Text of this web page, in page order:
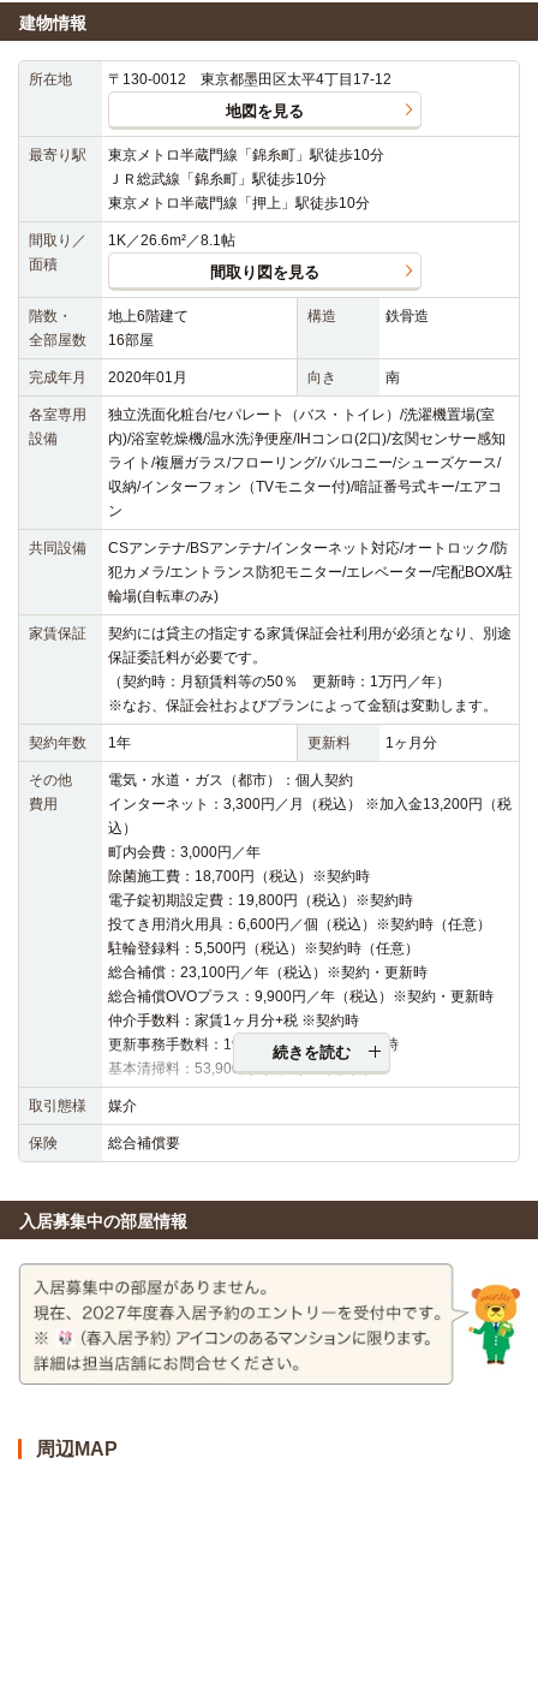
建物情報
所在地 〒130-0012 東京都墨田区太平4丁目17-12
地図を見る
最寄り駅
東京メトロ半蔵門線「錦糸町」駅徒歩10分
ＪＲ総武線「錦糸町」駅徒歩10分
東京メトロ半蔵門線「押上」駅徒歩10分
間取り／
面積
1K／26.6m²／8.1帖
間取り図を見る
階数・
全部屋数
地上6階建て
16部屋
構造 鉄骨造
完成年月 2020年01月 向き 南
各室専用
設備
独立洗面化粧台/セパレート（バス・トイレ）/洗濯機置場(室
内)/浴室乾燥機/温水洗浄便座/IHコンロ(2口)/玄関センサー感知
ライト/複層ガラス/フローリング/バルコニー/シューズケース/
収納/インターフォン（TVモニター付)/暗証番号式キー/エアコ
ン
共同設備
CSアンテナ/BSアンテナ/インターネット対応/オートロック/防
犯カメラ/エントランス防犯モニター/エレベーター/宅配BOX/駐
輪場(自転車のみ)
家賃保証
契約には貸主の指定する家賃保証会社利用が必須となり、別途
保証委託料が必要です。
（契約時：月額賃料等の50％ 更新時：1万円／年）
※なお、保証会社およびプランによって金額は変動します。
契約年数 1年 更新料 1ヶ月分
その他
費用
電気・水道・ガス（都市）：個人契約
インターネット：3,300円／月（税込） ※加入金13,200円（税
込）
町内会費：3,000円／年
除菌施工費：18,700円（税込）※契約時
電子錠初期設定費：19,800円（税込）※契約時
投てき用消火用具：6,600円／個（税込）※契約時（任意）
駐輪登録料：5,500円（税込）※契約時（任意）
総合補償：23,100円／年（税込）※契約・更新時
総合補償OVOプラス：9,900円／年（税込）※契約・更新時
仲介手数料：家賃1ヶ月分+税 ※契約時
更新事務手数料：19,800円（税込）※更新時
基本清掃料：53,900円（税込）※契約時
続きを読む
取引態様 媒介
保険 総合補償要
入居募集中の部屋情報
周辺MAP